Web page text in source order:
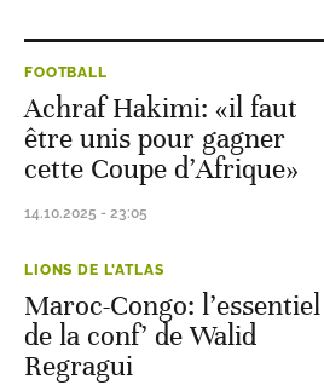
FOOTBALL
Achraf Hakimi: «il faut
être unis pour gagner
cette Coupe d’Afrique»
14.10.2025 - 23:05
LIONS DE L'ATLAS
Maroc-Congo: l’essentiel
de la conf’ de Walid
Regragui